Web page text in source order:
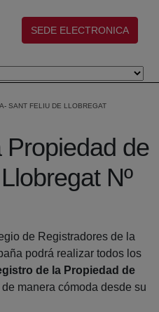
(abre en nueva ventana)
SEDE ELECTRONICA
SANT FELIU DE LLOBREGAT
Propiedad de
Nº
de Registradores de la
podrá realizar todos los
de la Propiedad de
de manera cómoda desde su